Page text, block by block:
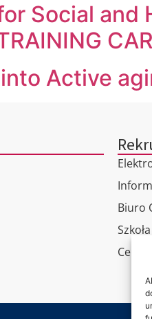
Social and
Active
Biuro